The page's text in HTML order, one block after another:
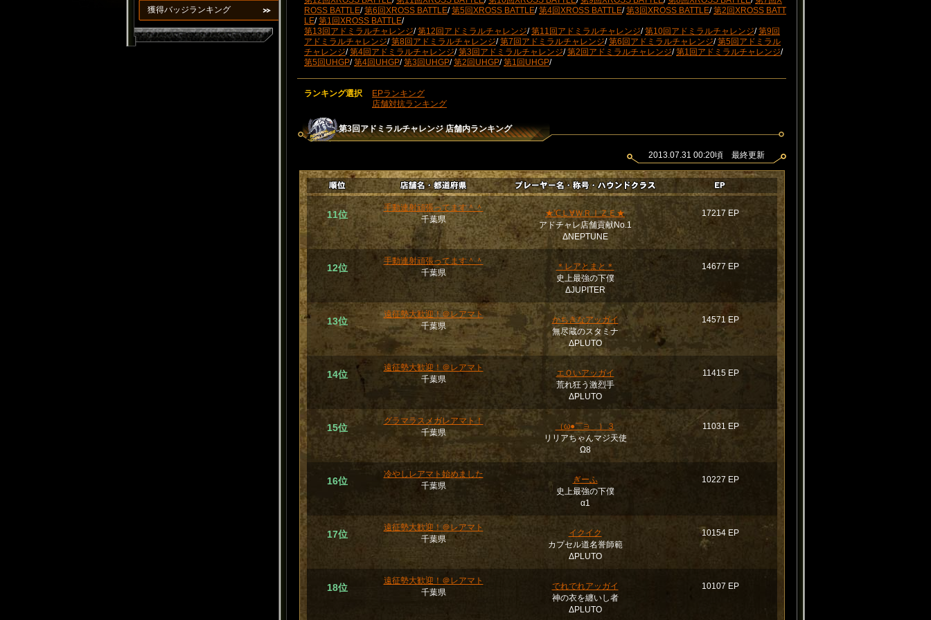
獲得バッジランキング
ROSS BATTLE/第6回XROSS BATTLE/第5回XROSS BATTLE/第4回XROSS BATTLE/第3回XROSS BATTLE/第2回XROSS BATT
LE/第1回XROSS BATTLE/
第13回アドミラルチャレンジ/第12回アドミラルチャレンジ/第11回アドミラルチャレンジ/第10回アドミラルチャレンジ/第9回
アドミラルチャレンジ/第8回アドミラルチャレンジ/第7回アドミラルチャレンジ/第6回アドミラルチャレンジ/第5回アドミラル
チャレンジ/第4回アドミラルチャレンジ/第3回アドミラルチャレンジ/第2回アドミラルチャレンジ/第1回アドミラルチャレンジ/
第5回UHGP/第4回UHGP/第3回UHGP/第2回UHGP/第1回UHGP/
ランキング選択
EPランキング
店舗対抗ランキング
第3回アドミラルチャレンジ店舗内ランキング
2013.07.31 00:20頃 最終更新
11位
手動連射頑張ってます＾＾
千葉県
★℃Ｌ∀ＷＲⅠＺＥ★
アドチャレ店舗貢献No.1
ΔNEPTUNE
17217 EP
12位
手動連射頑張ってます＾＾
千葉県
＊レアとまと＊
史上最強の下僕
ΔJUPITER
14677 EP
13位
遠征勢大歓迎！＠レアマト
千葉県
かちきなアッガイ
無尽蔵のスタミナ
ΔPLUTO
14571 EP
14位
遠征勢大歓迎！＠レアマト
千葉県
エＯいアッガイ
荒れ狂う激烈手
ΔPLUTO
11415 EP
15位
グラマラスメガレアマト！
千葉県
（ω●￣∋ ）３
リリアちゃんマジ天使
Ω8
11031 EP
16位
冷やしレアマト始めました
千葉県
ぎーふ
史上最強の下僕
α1
10227 EP
17位
遠征勢大歓迎！＠レアマト
千葉県
イクイク
カプセル道名誉師範
ΔPLUTO
10154 EP
18位
遠征勢大歓迎！＠レアマト
千葉県
でれでれアッガイ
神の衣を纏いし者
ΔPLUTO
10107 EP